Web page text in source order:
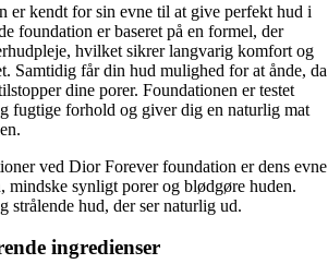
er kendt for sin evne til at give perfekt hud i
foundation er baseret på en formel, der
hvilket sikrer langvarig komfort og
Samtidig får din hud mulighed for at ånde, da
dine porer. Foundationen er testet
fugtige forhold og giver dig en naturlig mat
ved Dior Forever foundation er dens evne
mindske synligt porer og blødgøre huden.
strålende hud, der ser naturlig ud.
ingredienser